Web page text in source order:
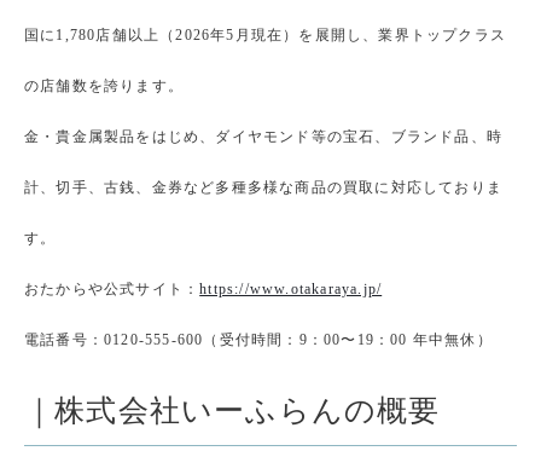
国に1,780店舗以上（2026年5月現在）を展開し、業界トップクラス
の店舗数を誇ります。
金・貴金属製品をはじめ、ダイヤモンド等の宝石、ブランド品、時
計、切手、古銭、金券など多種多様な商品の買取に対応しておりま
す。
おたからや公式サイト：https://www.otakaraya.jp/
電話番号：0120-555-600（受付時間：9：00〜19：00 年中無休）
｜株式会社いーふらんの概要